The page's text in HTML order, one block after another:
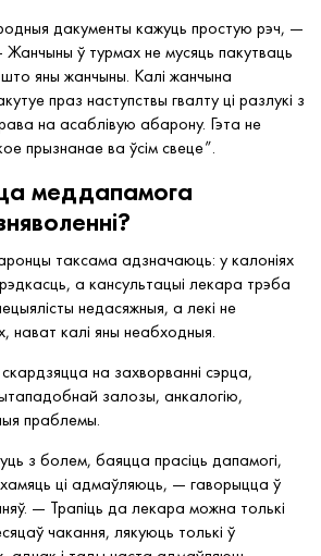
дакументы кажуць простую рэч, —
ў турмах не мусяць пакутваць
яны жанчыны. Калі жанчына
праз наступствы гвалту ці разлукі з
на асаблівую абарону. Гэта не
прызнанае ва ўсім свеце”.
меддапамога
таксама адзначаюць: у калоніях
а кансультацыі лекара трэба
недасяжныя, а лекі не
калі яны неабходныя.
на захворванні сэрца,
залозы, анкалогію,
праблемы.
з болем, баяцца прасіць дапамогі,
ці адмаўляюць, — гаворыцца ў
— Трапіць да лекара можна толькі
чакання, лякуюць толькі ў